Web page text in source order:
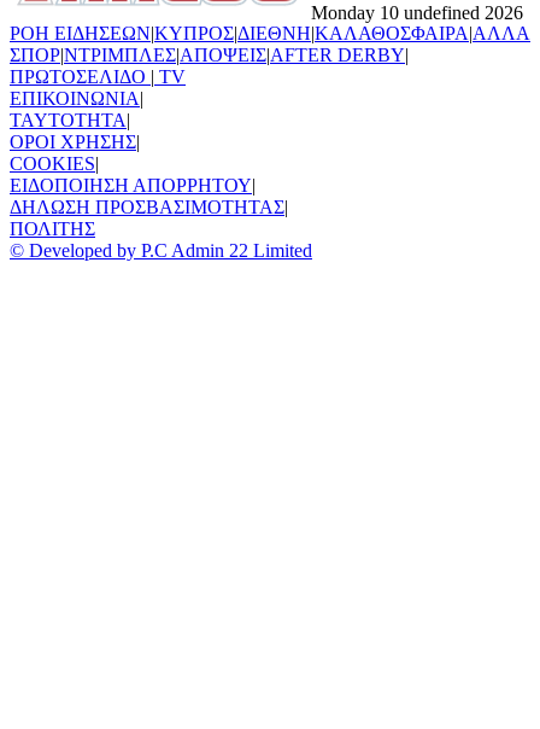
Monday 10 undefined 2026
ΡΟΗ ΕΙΔΗΣΕΩΝ|ΚΥΠΡΟΣ|ΔΙΕΘΝΗ|ΚΑΛΑΘΟΣΦΑΙΡΑ|ΑΛΛΑ
ΣΠΟΡ|ΝΤΡΙΜΠΛΕΣ|ΑΠΟΨΕΙΣ|AFTER DERBY|
ΠΡΩΤΟΣΕΛΙΔΟ | TV
ΕΠΙΚΟΙΝΩΝΙΑ|
TAYTOTHTA|
ΟΡΟΙ ΧΡΗΣΗΣ|
COOKIES|
ΕΙΔΟΠΟΙΗΣΗ ΑΠΟΡΡΗΤΟΥ|
ΔΗΛΩΣΗ ΠΡΟΣΒΑΣΙΜΟΤΗΤΑΣ|
ΠΟΛΙΤΗΣ
© Developed by P.C Admin 22 Limited